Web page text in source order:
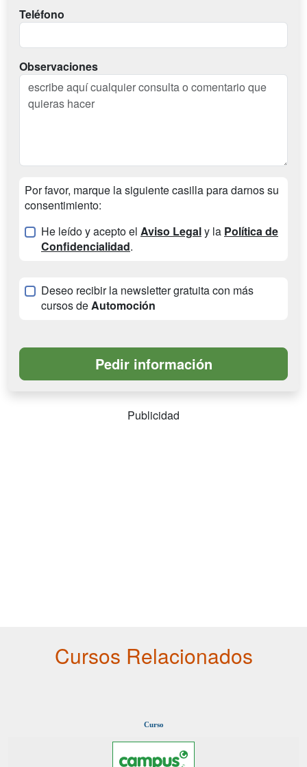
Teléfono
Observaciones
Por favor, marque la siguiente casilla para darnos su
consentimiento:
He leído y acepto el Aviso Legaly la Política de
Confidencialidad.
Deseo recibir la newsletter gratuita con más
cursos deAutomoción
Publicidad
Cursos Relacionados
Curso